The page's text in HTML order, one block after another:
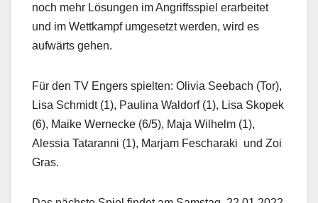
noch mehr Lösungen im Angriffsspiel erarbeitet
und im Wettkampf umgesetzt werden, wird es
aufwärts gehen.
Für den TV Engers spielten: Olivia Seebach (Tor),
Lisa Schmidt (1), Paulina Waldorf (1), Lisa Skopek
(6), Maike Wernecke (6/5), Maja Wilhelm (1),
Alessia Tataranni (1), Marjam Fescharaki und Zoi
Gras.